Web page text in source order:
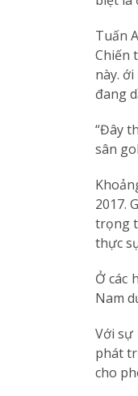
Tuấn
Chiến
này.
đang
“Đây
sân
2017.
trọng
thực
Ở các
Nam
Với sự
phát
cho